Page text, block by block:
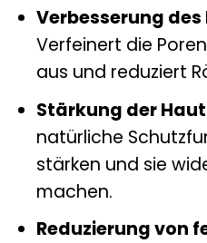
Verbesserung
Verfeinert die
aus und reduziert
Stärkung der
natürliche
stärken und sie
machen.
Reduzierung von